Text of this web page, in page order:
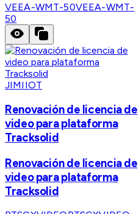
VEEA-WMT-50VEEA-WMT-
50
JIMIIOT
Renovación de licencia de
video para plataforma
Tracksolid
Renovación de licencia de
video para plataforma
Tracksolid